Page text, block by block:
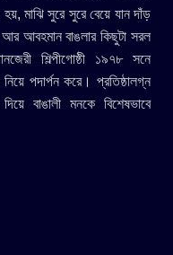
মাঝি সুরে সুরে বেয়ে যান দাঁড়
আবহমান বাঙলার কিছুটা সরল
শিল্পীগোষ্ঠী ১৯৭৮ সনে
পদার্পন করে। প্রতিষ্ঠালগ্ন
বাঙালী মনকে বিশেষভাবে